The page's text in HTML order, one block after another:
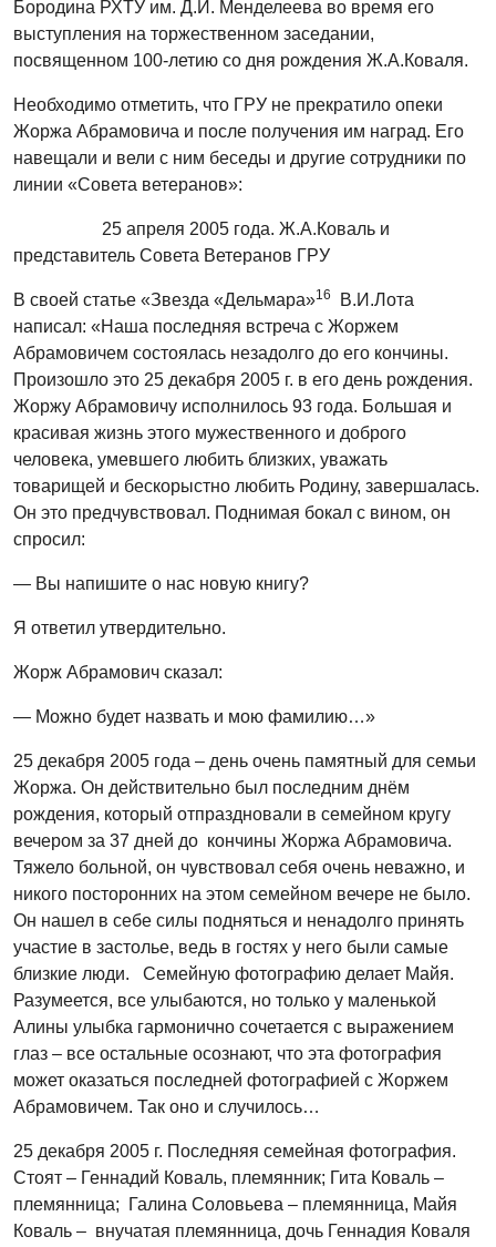
Бородина РХТУ им. Д.И. Менделеева во время его
выступления на торжественном заседании,
посвященном 100-летию со дня рождения Ж.А.Коваля.
Необходимо отметить, что ГРУ не прекратило опеки
Жоржа Абрамовича и после получения им наград. Его
навещали и вели с ним беседы и другие сотрудники по
линии «Совета ветеранов»:
25 апреля 2005 года. Ж.А.Коваль и
представитель Совета Ветеранов ГРУ
В своей статье «Звезда «Дельмара»16
В.И.Лота
написал: «Наша последняя встреча с Жоржем
Абрамовичем состоялась незадолго до его кончины.
Произошло это 25 декабря 2005 г. в его день рождения.
Жоржу Абрамовичу исполнилось 93 года. Большая и
красивая жизнь этого мужественного и доброго
человека, умевшего любить близких, уважать
товарищей и бескорыстно любить Родину, завершалась.
Он это предчувствовал. Поднимая бокал с вином, он
спросил:
— Вы напишите о нас новую книгу?
Я ответил утвердительно.
Жорж Абрамович сказал:
— Можно будет назвать и мою фамилию…»
25 декабря 2005 года – день очень памятный для семьи
Жоржа. Он действительно был последним днём
рождения, который отпраздновали в семейном кругу
вечером за 37 дней до кончины Жоржа Абрамовича.
Тяжело больной, он чувствовал себя очень неважно, и
никого посторонних на этом семейном вечере не было.
Он нашел в себе силы подняться и ненадолго принять
участие в застолье, ведь в гостях у него были самые
близкие люди. Семейную фотографию делает Майя.
Разумеется, все улыбаются, но только у маленькой
Алины улыбка гармонично сочетается с выражением
глаз – все остальные осознают, что эта фотография
может оказаться последней фотографией с Жоржем
Абрамовичем. Так оно и случилось…
25 декабря 2005 г. Последняя семейная фотография.
Стоят – Геннадий Коваль, племянник; Гита Коваль –
племянница; Галина Соловьева – племянница, Майя
Коваль – внучатая племянница, дочь Геннадия Коваля